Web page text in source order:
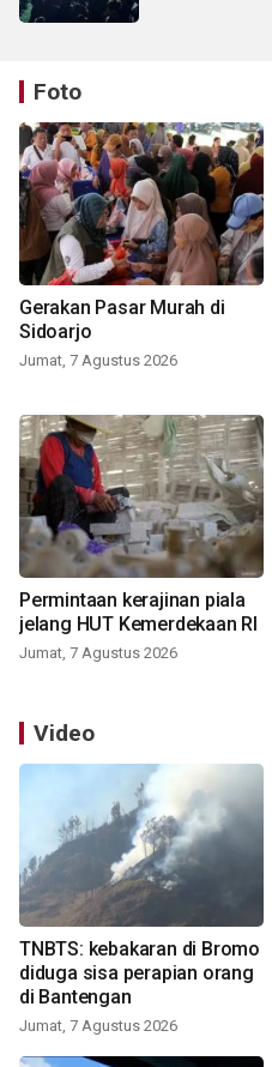
Foto
Gerakan Pasar Murah di
Sidoarjo
Jumat, 7 Agustus 2026
Permintaan kerajinan piala
jelang HUT Kemerdekaan RI
Jumat, 7 Agustus 2026
Video
TNBTS: kebakaran di Bromo
diduga sisa perapian orang
di Bantengan
Jumat, 7 Agustus 2026